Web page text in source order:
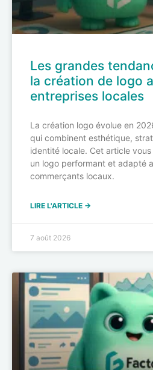
Les grandes
la création de logo
entreprises locales
La création logo évolue en
qui combinent esthétique,
identité locale. Cet article
un logo performant et adapté
commerçants locaux.
LIRE L'ARTICLE →
7 août 2026